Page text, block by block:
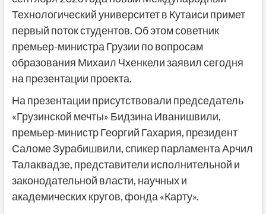
Технологический университет в Кутаиси примет
первый поток студентов. Об этом советник
премьер-министра Грузии по вопросам
образования Михаил Чхенкели заявил сегодня
на презентации проекта.
На презентации присутствовали председатель
«Грузинской мечты» Бидзина Иванишвили,
премьер-министр Георгий Гахария, президент
Саломе Зурабишвили, спикер парламента Арчил
Талаквадзе, представители исполнительной и
законодательной власти, научных и
академических кругов, фонда «Карту».